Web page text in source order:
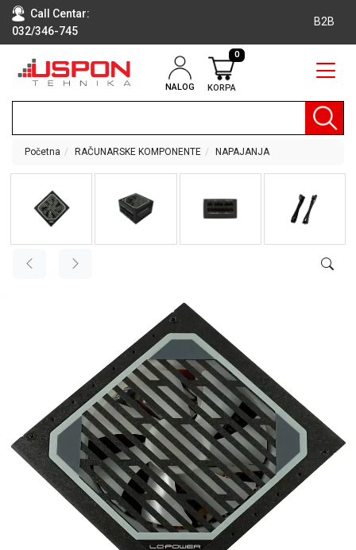
Call Centar:
032/346-745
B2B
NALOG KORPA
0
RAČUNARI
TEHNIKA
OPREMA
AUDIO,
VIDEO
MOBILNI I
FIKSNI
TELEFONI
Početna RAČUNARSKE KOMPONENTE NAPAJANJA